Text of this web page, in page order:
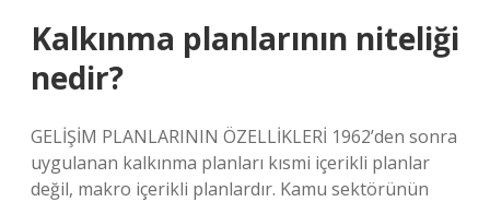
Kalkınma planlarının niteliği
nedir?
GELİŞİM PLANLARININ ÖZELLİKLERİ 1962’den sonra
uygulanan kalkınma planları kısmi içerikli planlar
değil, makro içerikli planlardır. Kamu sektörünün